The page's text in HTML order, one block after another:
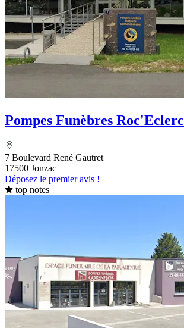
Pompes Funèbres Roc'Eclerc
7 Boulevard René Gautret
17500 Jonzac
Déposez le premier avis !
top notes